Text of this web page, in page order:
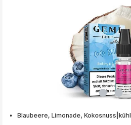
Blaubeere, Limonade, Kokosnuss|kühl